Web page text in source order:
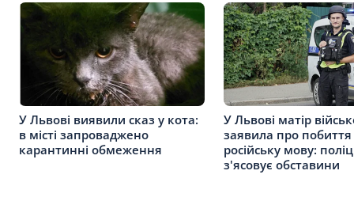
У Львові виявили сказ у кота:
в місті запроваджено
карантинні обмеження
У Львові матір
заявила про
російську мову:
з'ясовує обставини